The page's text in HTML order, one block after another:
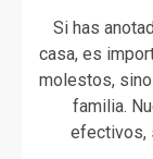
Si has
casa, es
molestos,
familia.
efectivos,